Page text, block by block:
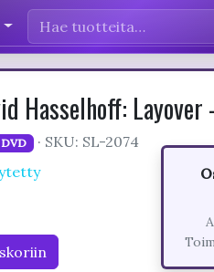
Hasselhoff:
DVD
· SKU: SL-2074